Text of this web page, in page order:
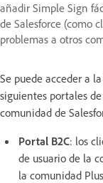
añadir Simple Sign
de Salesforce (como
problemas a otros
Se puede acceder a
siguientes portales
comunidad de
Portal B2C: los
de usuario de la
la comunidad Plus